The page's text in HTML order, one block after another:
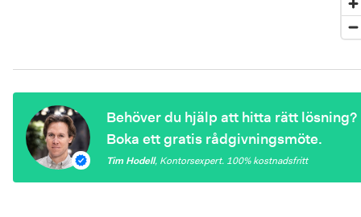
Behöver du hjälp att hitta rätt lösning?
Boka ett gratis rådgivningsmöte.
Tim Hodell, Kontorsexpert. 100%kostnadsfritt